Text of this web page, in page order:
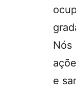
Nós
e